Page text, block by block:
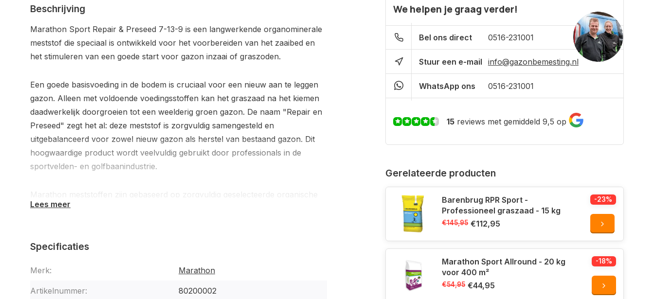
Beschrijving
Marathon Sport Repair & Preseed 7-13-9 is een langwerkende organominerale
meststof die speciaal is ontwikkeld voor het voorbereiden van het zaaibed en
het stimuleren van een goede start voor gazon inzaai of graszoden.
Een goede basisvoeding in de bodem is cruciaal voor een nieuw aan te leggen
gazon. Alleen met voldoende voedingsstoffen kan het graszaad na het kiemen
daadwerkelijk doorgroeien tot een weelderig groen gazon. De naam "Repair en
Preseed" zegt het al: deze meststof is zorgvuldig samengesteld en
uitgebalanceerd voor zowel nieuw gazon als herstel van bestaand gazon. Dit
hoogwaardige product wordt veelvuldig gebruikt door professionals in de
sportvelden- en golfbaanindustrie.
bronnen en combineren op een slimme manier het gebruik van organische stof
grasplant. Actieve organische stof en het gepatenteerde complex zorgen voor
van voedingsstoffen. Voedingsstoffen die niet direct worden gebruikt, worden
gebufferd. Dit gezonde bodemleven zorgt voor competitie tegen pathogenen,
Lees meer
Specificaties
Merk: Marathon
Artikelnummer: 80200002
We helpen je graag verder!
Bel ons direct 0516-231001
Stuur een e-mail info@gazonbemesting.nl
WhatsApp ons 0516-231001
15 reviews met gemiddeld 9,5 op
Gerelateerde producten
Barenbrug RPR Sport -
Professioneel graszaad - 15 kg
€145,95 €112,95
-23%
Marathon Sport Allround - 20 kg
voor 400 m²
€54,95 €44,95
-18%